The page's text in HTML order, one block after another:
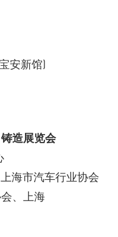
安新馆)
造展览会
海市汽车行业协会
、上海